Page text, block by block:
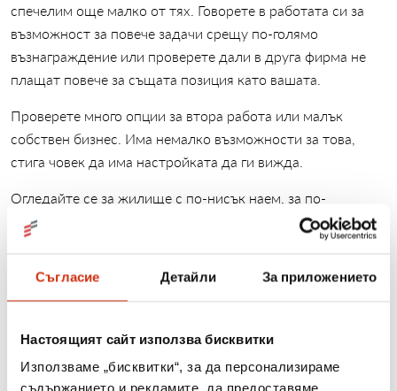
Съгласие Детайли За приложението
Настоящият сайт използва бисквитки
Използваме „бисквитки“, за да персонализираме
съдържанието и рекламите, да предоставяме
спечелим още малко от тях. Говорете в работата си за
възможност за повече задачи срещу по-голямо
възнаграждение или проверете дали в друга фирма не
плащат повече за същата позиция като вашата.
Проверете много опции за втора работа или малък
собствен бизнес. Има немалко възможности за това,
стига човек да има настройката да ги вижда.
Огледайте се за жилище с по-нисък наем, за по-
икономични начини за отопление, за по-евтини опции за
пътуване - винаги има начин да направиш нещо с по-
малко пари.
Не се лишавайте от удоволствия, просто избирайте
В днешно време човек може да си изкарва добре
времето дори с минимален бюджет. Ако обичате да